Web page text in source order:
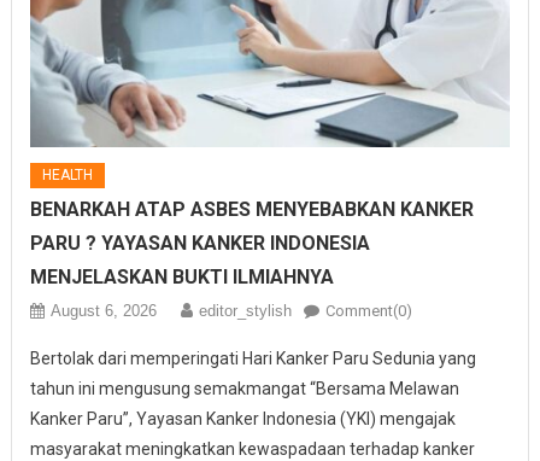
HEALTH
BENARKAH ATAP ASBES MENYEBABKAN KANKER
PARU ? YAYASAN KANKER INDONESIA
MENJELASKAN BUKTI ILMIAHNYA
August 6, 2026 editor_stylish Comment(0)
Bertolak dari memperingati Hari Kanker Paru Sedunia yang
tahun ini mengusung semakmangat “Bersama Melawan
Kanker Paru”, Yayasan Kanker Indonesia (YKI) mengajak
masyarakat meningkatkan kewaspadaan terhadap kanker